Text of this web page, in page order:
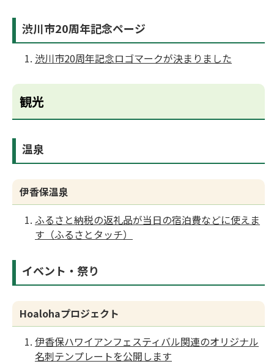
渋川市20周年記念ページ
渋川市20周年記念ロゴマークが決まりました
観光
温泉
伊香保温泉
ふるさと納税の返礼品が当日の宿泊費などに使えま
す（ふるさとタッチ）
イベント・祭り
Hoalohaプロジェクト
伊香保ハワイアンフェスティバル関連のオリジナル
名刺テンプレートを公開します